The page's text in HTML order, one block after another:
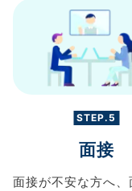
STEP.5
面接
面接が不安な方へ、